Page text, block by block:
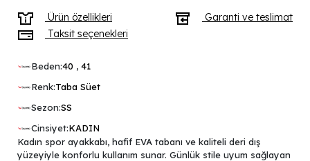
Ürün özellikleri
Garanti ve teslimat
Taksit seçenekleri
Beden:40 , 41
Renk:Taba Süet
Sezon:SS
Cinsiyet:KADIN
Kadın spor ayakkabı, hafif EVA tabanı ve kaliteli deri dış
yüzeyiyle konforlu kullanım sunar. Günlük stile uyum sağlayan